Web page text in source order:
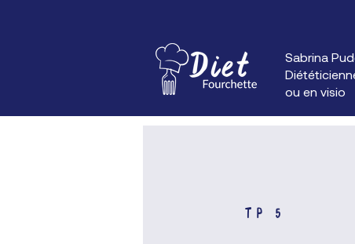
Sabrina
ou en visio
TP 5